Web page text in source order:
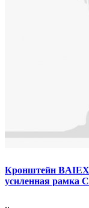
Кронштейн BAIEX
усиленная
..